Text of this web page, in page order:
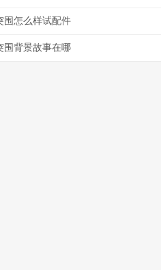
围怎么样试配件
围背景故事在哪